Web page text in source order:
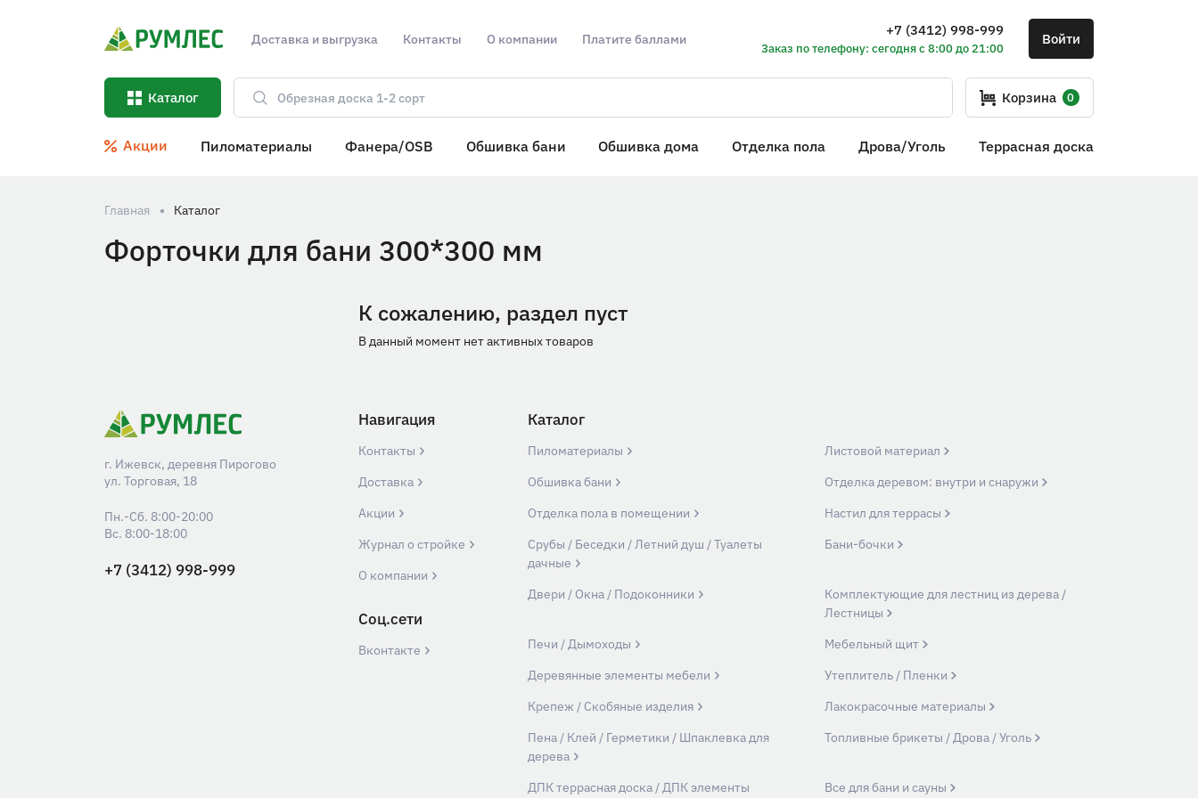
Доставка и выгрузка Контакты О компании Платите баллами
+7 (3412) 998-999
Заказ по телефону: сегодня с 8:00 до 21:00
Войти
Каталог Корзина 0
Акции Пиломатериалы Фанера/OSB Обшивка бани Обшивка дома Отделка пола Дрова/Уголь Террасная доска
Главная Каталог
Форточки для бани 300*300 мм
К сожалению, раздел пуст
В данный момент нет активных товаров
г. Ижевск, деревня Пирогово
ул. Торговая, 18
+7 (3412) 998-999
Пн.-Сб. 8:00-20:00
Вс. 8:00-18:00
Навигация
Контакты
Доставка
Акции
Журнал о стройке
О компании
Соц.сети
Вконтакте
Каталог
Пиломатериалы
Листовой материал
Обшивка бани
Отделка деревом: внутри и снаружи
Отделка пола в помещении
Настил для террасы
Срубы / Беседки / Летний душ / Туалеты
дачные
Бани-бочки
Двери / Окна / Подоконники
Комплектующие для лестниц из дерева /
Лестницы
Печи / Дымоходы
Мебельный щит
Деревянные элементы мебели
Утеплитель / Пленки
Крепеж / Скобяные изделия
Лакокрасочные материалы
Пена / Клей / Герметики / Шпаклевка для
дерева
Топливные брикеты / Дрова / Уголь
ДПК террасная доска / ДПК элементы
Все для бани и сауны